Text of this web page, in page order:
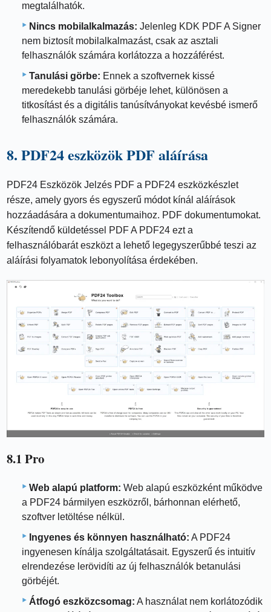
megtalálhatók.
Nincs mobilalkalmazás: Jelenleg KDK PDF A Signer
nem biztosít mobilalkalmazást, csak az asztali
felhasználók számára korlátozza a hozzáférést.
Tanulási görbe: Ennek a szoftvernek kissé
meredekebb tanulási görbéje lehet, különösen a
titkosítást és a digitális tanúsítványokat kevésbé ismerő
felhasználók számára.
8. PDF24 eszközök PDF aláírása
PDF24 Eszközök Jelzés PDF a PDF24 eszközkészlet
része, amely gyors és egyszerű módot kínál aláírások
hozzáadására a dokumentumaihoz. PDF dokumentumokat.
Készítendő küldetéssel PDF A PDF24 ezt a
felhasználóbarát eszközt a lehető legegyszerűbbé teszi az
aláírási folyamatok lebonyolítása érdekében.
8.1 Pro
Web alapú platform: Web alapú eszközként működve
a PDF24 bármilyen eszközről, bárhonnan elérhető,
szoftver letöltése nélkül.
Ingyenes és könnyen használható: A PDF24
ingyenesen kínálja szolgáltatásait. Egyszerű és intuitív
elrendezése lerövidíti az új felhasználók betanulási
görbéjét.
Átfogó eszközcsomag: A használat nem korlátozódik